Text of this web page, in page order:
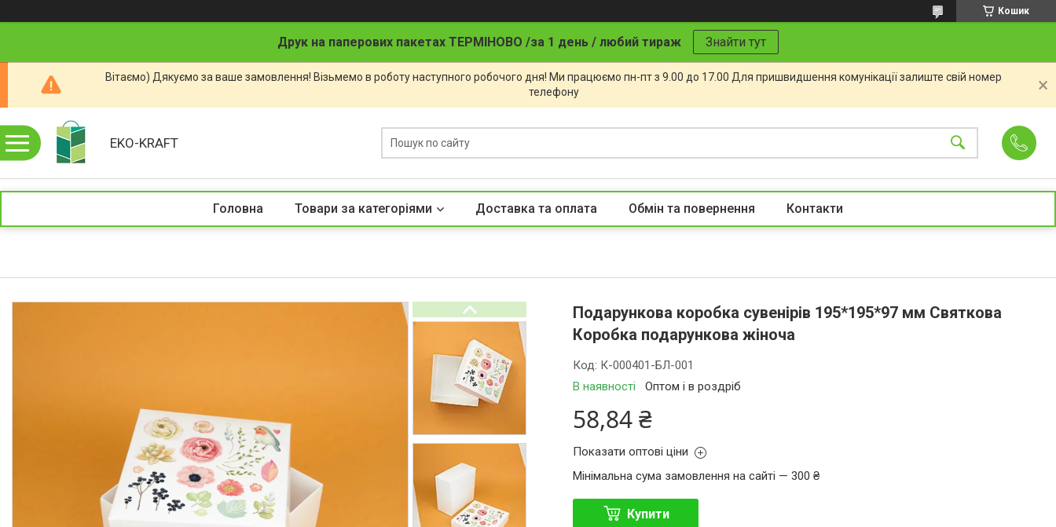
Кошик
Друк на паперових пакетах ТЕРМІНОВО /за 1 день / любий тираж Знайти тут
Вітаємо) Дякуємо за ваше замовлення! Візьмемо в роботу наступного робочого дня! Ми працюємо пн-пт з 9.00 до 17.00 Для пришвидшення комунікації залиште свій номер
телефону
EKO-KRAFT
Головна Товари за категоріями Доставка та оплата Обмін та повернення Контакти
Подарункова коробка сувенірів 195*195*97 мм Святкова
Коробка подарункова жіноча
В наявності Оптом і в роздріб
Код: К-000401-БЛ-001
58,84 ₴
Показати оптові ціни
Мінімальна сума замовлення на сайті — 300 ₴
Купити